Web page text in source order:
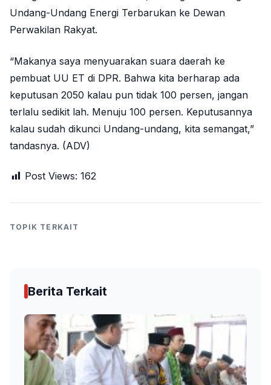
Undang-Undang Energi Terbarukan ke Dewan
Perwakilan Rakyat.
“Makanya saya menyuarakan suara daerah ke
pembuat UU ET di DPR. Bahwa kita berharap ada
keputusan 2050 kalau pun tidak 100 persen, jangan
terlalu sedikit lah. Menuju 100 persen. Keputusannya
kalau sudah dikunci Undang-undang, kita semangat,”
tandasnya. (ADV)
Post Views: 162
TOPIK TERKAIT
Berita Terkait